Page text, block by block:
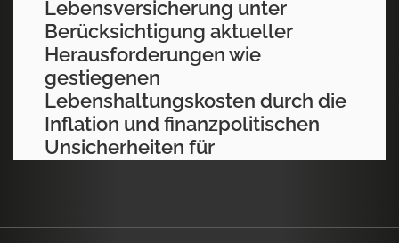
Lebensversicherung unter
Berücksichtigung aktueller
Herausforderungen wie
gestiegenen
Lebenshaltungskosten durch die
Inflation und finanzpolitischen
Unsicherheiten für
Die 1825 in Edinburgh gegründete britische